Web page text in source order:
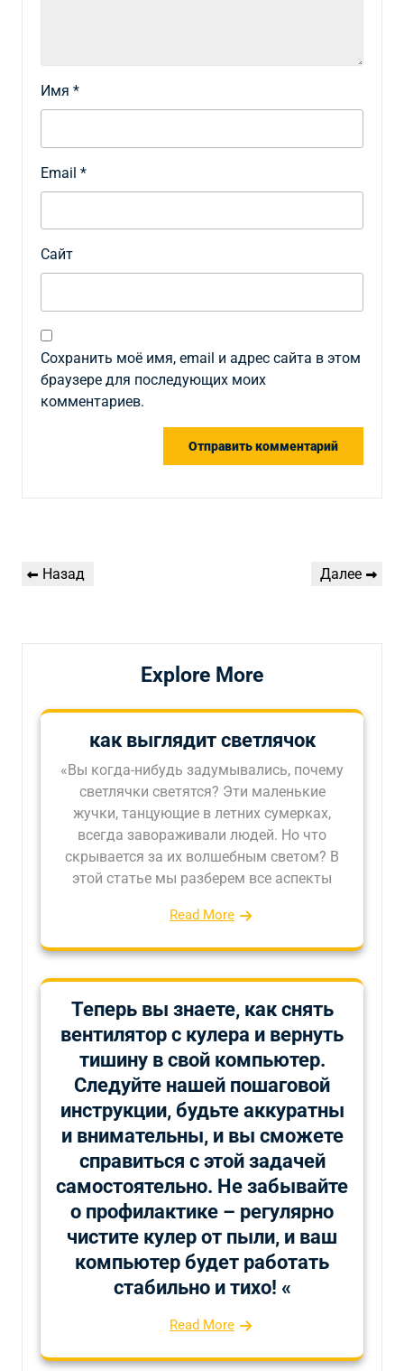
Имя *
Email *
Сайт
Сохранить моё имя, email и адрес сайта в этом
браузере для последующих моих
комментариев.
по
Предыдущая
Назад
Следующая
Далее
Explore More
как выглядит светлячок
«Вы когда-нибудь задумывались, почему
светлячки светятся? Эти маленькие
жучки, танцующие в летних сумерках,
всегда завораживали людей. Но что
скрывается за их волшебным светом? В
этой статье мы разберем все аспекты
Read More
Теперь вы знаете‚ как снять
вентилятор с кулера и вернуть
тишину в свой компьютер.
Следуйте нашей пошаговой
инструкции‚ будьте аккуратны
и внимательны‚ и вы сможете
справиться с этой задачей
самостоятельно. Не забывайте
о профилактике – регулярно
чистите кулер от пыли‚ и ваш
компьютер будет работать
стабильно и тихо! «
Read More